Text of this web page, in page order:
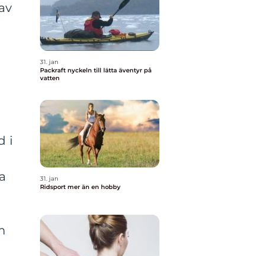
i
31. jan
Packraft nyckeln till lätta äventyr på
vatten
31. jan
Ridsport mer än en hobby